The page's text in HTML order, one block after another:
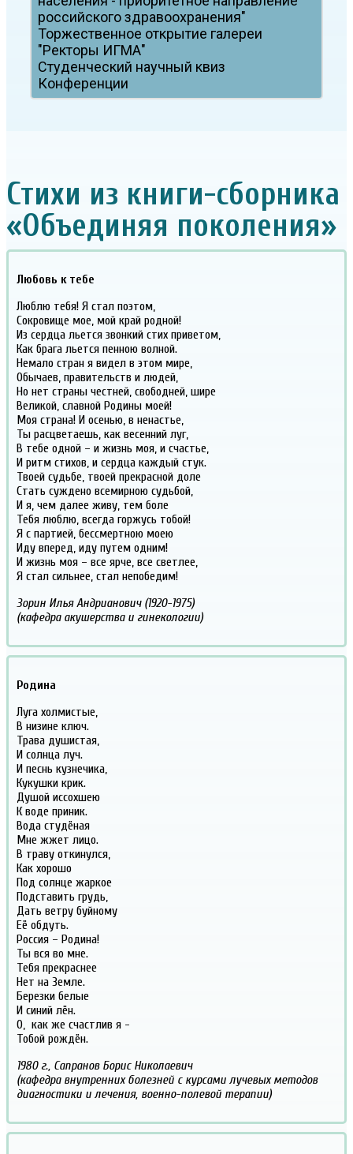
российского здравоохранения"
Торжественное открытие галереи
"Ректоры ИГМА"
Студенческий научный квиз
Конференции
Стихи из книги-сборника
«Объединяя поколения»
Любовь к тебе
Люблю тебя! Я стал поэтом,
Сокровище мое, мой край родной!
Из сердца льется звонкий стих приветом,
Как брага льется пенною волной.
Немало стран я видел в этом мире,
Обычаев, правительств и людей,
Но нет страны честней, свободней, шире
Великой, славной Родины моей!
Моя страна! И осенью, в ненастье,
Ты расцветаешь, как весенний луг,
В тебе одной – и жизнь моя, и счастье,
И ритм стихов, и сердца каждый стук.
Твоей судьбе, твоей прекрасной доле
Стать суждено всемирною судьбой,
И я, чем далее живу, тем боле
Тебя люблю, всегда горжусь тобой!
Я с партией, бессмертною моею
Иду вперед, иду путем одним!
И жизнь моя – все ярче, все светлее,
Я стал сильнее, стал непобедим!
Зорин Илья Андрианович (1920-1975)
(кафедра акушерства и гинекологии)
Родина
Луга холмистые,
В низине ключ.
Трава душистая,
И солнца луч.
И песнь кузнечика,
Кукушки крик.
Душой иссохшею
К воде приник.
Вода студёная
Мне жжет лицо.
В траву откинулся,
Как хорошо
Под солнце жаркое
Подставить грудь,
Дать ветру буйному
Её обдуть.
Россия – Родина!
Ты вся во мне.
Тебя прекраснее
Нет на Земле.
Березки белые
И синий лён.
О, как же счастлив я -
Тобой рождён.
1980 г., Сапранов Борис Николаевич
(кафедра внутренних болезней с курсами лучевых методов
диагностики и лечения, военно-полевой терапии)